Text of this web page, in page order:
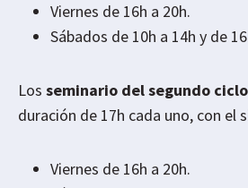
Viernes de 16h a 20h.
Sábados de 10h a 14h y de
Los seminario del segundo ciclo
duración de 17h cada uno, con el
Viernes de 16h a 20h.